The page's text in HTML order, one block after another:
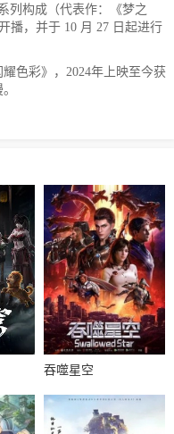
列构成（代表作：《梦之
播，并于 10 月 27 日起进行
色彩》，2024年上映至今获
吞噬星空